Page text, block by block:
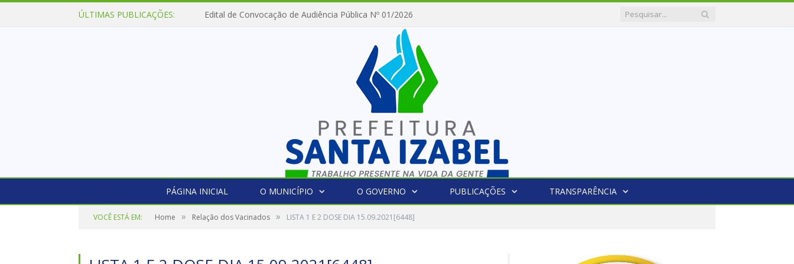
ÚLTIMAS PUBLICAÇÕES: Edital de Convocação de Audiência Pública Nº 01/2026
PÁGINA INICIAL O MUNICÍPIO O GOVERNO PUBLICAÇÕES TRANSPARÊNCIA
VOCÊ ESTÁ EM: Home » Relação dos Vacinados » LISTA 1 E 2 DOSE DIA 15.09.2021[6448]